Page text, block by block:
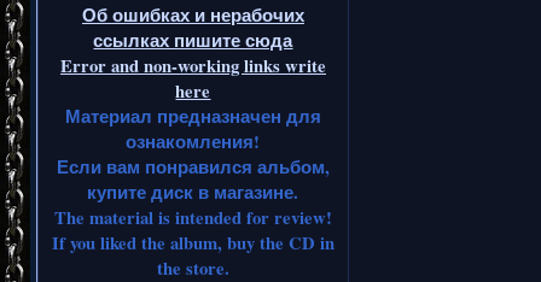
Об ошибках и нерабочих
ссылках пишите сюда
Error and non-working links write
here
Материал предназначен для
ознакомления!
Если вам понравился альбом,
купите диск в магазине.
The material is intended for review!
If you liked the album, buy the CD in
the store.